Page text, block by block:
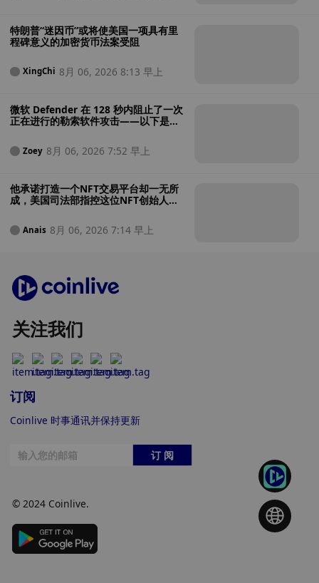
特朗普“迷因币”或将使美国一项具有里
程碑意义的加密货币法案受阻
XingChi 8月 06, 2026 8:13 早上
微软 Defender 在 128 秒内阻止了一次
正在进行的勒索软件攻击——以下是其
Zoey 8月 06, 2026 7:52 早上
他承诺打造一个NFT交易平台却一无所
成，美国司法部指控这位NFT创始人涉
Anais 8月 06, 2026 7:14 早上
关注我们
订阅
Coinlive 时事通讯并保持更新
订 阅
© 2024 Coinlive.